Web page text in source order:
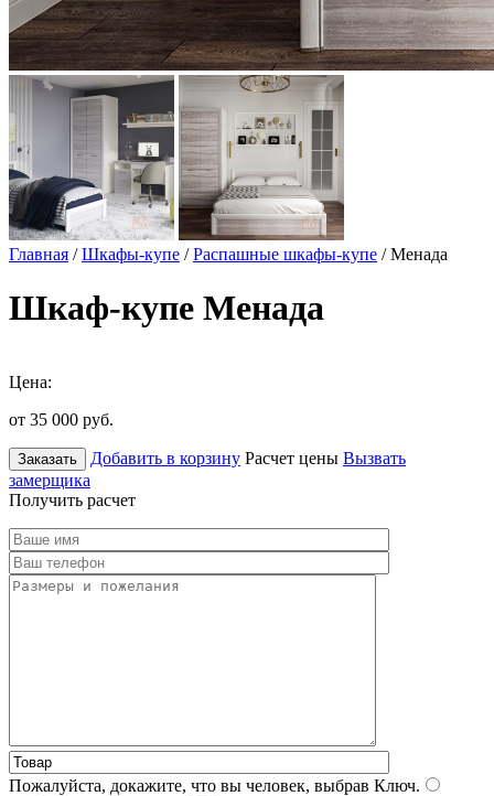
Главная /Шкафы-купе /Распашные шкафы-купе / Менада
Шкаф-купе Менада
Цена:
от 35 000 руб.
Заказать Добавить в корзину Расчет цены Вызвать
замерщика
Получить расчет
Пожалуйста, докажите, что вы человек, выбрав Ключ.